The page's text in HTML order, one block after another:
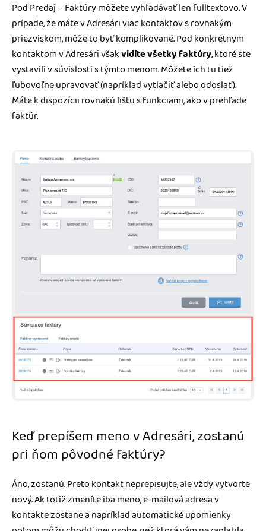
Pod Predaj – Faktúry môžete vyhľadávať len fulltextovo. V
prípade, že máte v Adresári viac kontaktov s rovnakým
priezviskom, môže to byť komplikované. Pod konkrétnym
kontaktom v Adresári všakvidíte všetky faktúry, ktoré ste
vystavili v súvislosti s týmto menom. Môžete ich tu tiež
ľubovoľne upravovať (napríklad vytlačiť alebo odoslať).
Máte k dispozícii rovnakú lištu s funkciami, ako v prehľade
faktúr.
Keď prepíšem meno v Adresári, zostanú
pri ňom pôvodné faktúry?
Áno, zostanú. Preto kontakt neprepisujte, ale vždy vytvorte
nový. Ak totiž zmeníte iba meno, e-mailová adresa v
kontakte zostane a napríklad automatické upomienky